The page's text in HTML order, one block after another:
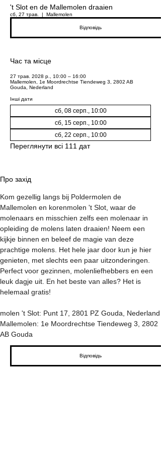
't Slot en de Mallemolen draaien
сб, 27 трав.
  |
Mallemolen
Відповідь
Час та місце
27 трав. 2028 р., 10:00 – 16:00
Mallemolen, 1e Moordrechtse Tiendeweg 3, 2802 AB
Gouda, Nederland
Інші дати
сб, 08 серп., 10:00
сб, 15 серп., 10:00
сб, 22 серп., 10:00
Переглянути всі 111 дат
Про захід
Kom gezellig langs bij Poldermolen de
Mallemolen en korenmolen 't Slot, waar de
molenaars en misschien zelfs een molenaar in
opleiding de molens laten draaien! Neem een
kijkje binnen en beleef de magie van deze
prachtige molens. Het hele jaar door kun je hier
genieten, met slechts een paar uitzonderingen.
Perfect voor gezinnen, molenliefhebbers en een
leuk dagje uit. En het beste van alles? Het is
helemaal gratis!
molen 't Slot: Punt 17, 2801 PZ Gouda, Nederland
Mallemolen: 1e Moordrechtse Tiendeweg 3, 2802
AB Gouda
Відповідь